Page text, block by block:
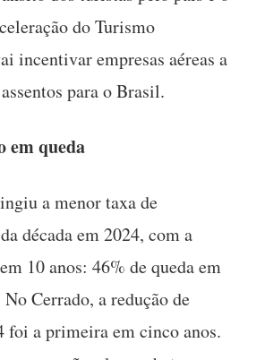
do Turismo
incentivar empresas aéreas a
para o Brasil.
em queda
a menor taxa de
década em 2024, com a
10 anos: 46% de queda em
Cerrado, a redução de
foi a primeira em cinco anos.